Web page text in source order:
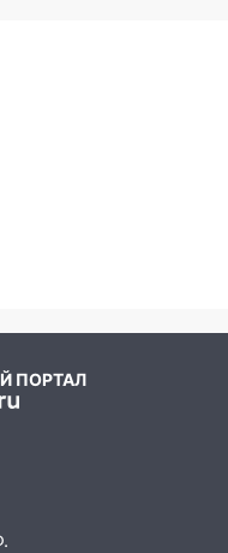
рублей
и
аварий в
сгоревших
днем 8
до
гороскоп
с
ПОРТАЛ